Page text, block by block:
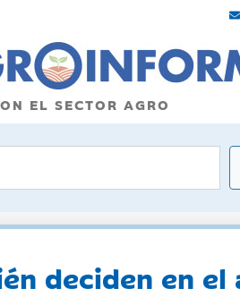
EL SECTOR AGRO
deciden en